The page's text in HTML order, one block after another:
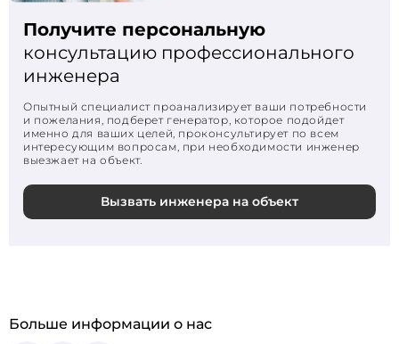
Получите персональную
консультацию профессионального
инженера
Опытный специалист проанализирует ваши потребности
и пожелания, подберет генератор, которое подойдет
именно для ваших целей, проконсультирует по всем
интересующим вопросам, при необходимости инженер
выезжает на объект.
Вызвать инженера на объект
Больше информации о нас